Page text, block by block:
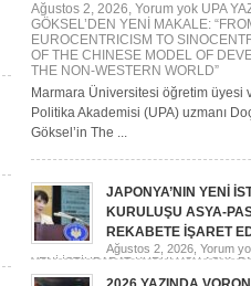
Ağustos 2, 2026, Yorum yok UPA
GÖKSEL’DEN YENİ MAKALE:
EUROCENTRICISM TO
OF THE CHINESE MODEL OF
THE NON-WESTERN WORLD”
Marmara Üniversitesi öğretim üyesi
Politika Akademisi (UPA) uzmanı
Göksel’in The ...
JAPONYA’NIN YENİ
KURULUŞU ASYA-
REKABETE İŞARET
Ağustos 2, 2026, Yorum
YENİ İSTİHBARAT KURULUŞU ASYA-
REKABETE İŞARET EDİYOR